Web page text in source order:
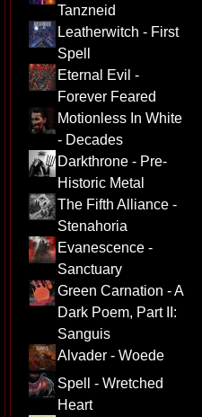
Tanzneid
Leatherwitch - First
Spell
Eternal Evil -
Forever Feared
Motionless In White
- Decades
Darkthrone - Pre-
Historic Metal
The Fifth Alliance -
Stenahoria
Evanescence -
Sanctuary
Green Carnation - A
Dark Poem, Part II:
Sanguis
Alvader - Woede
Spell - Wretched
Heart